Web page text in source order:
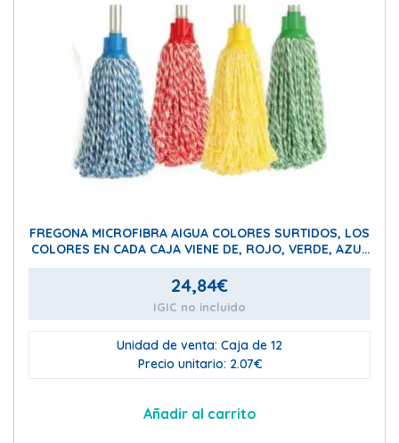
FREGONA MICROFIBRA AIGUA COLORES SURTIDOS, LOS
COLORES EN CADA CAJA VIENE DE, ROJO, VERDE, AZUL
Y NARANJA (3 x color)
24,84€
IGIC no incluido
Unidad de venta: Caja de 12
Precio unitario: 2.07€
Añadir al carrito